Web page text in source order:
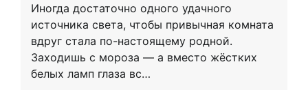
Иногда достаточно одного удачного
источника света, чтобы привычная комната
вдруг стала по-настоящему родной.
Заходишь с мороза — а вместо жёстких
белых ламп глаза вс…